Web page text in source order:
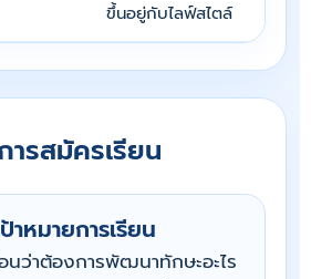
ขึ้นอยู่กับไลฟ์สไตล์
รสมัครเรียน
าหมายการเรียน
นว่าต้องการพัฒนาทักษะอะไร